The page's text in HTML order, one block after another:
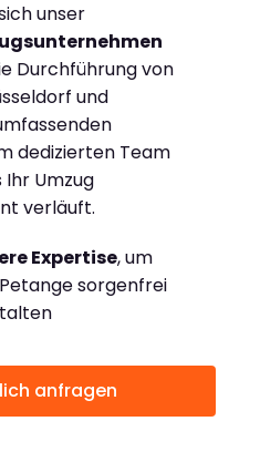
unser
Durchführung von
und
dedizierten Team
Umzug
verläuft.
Expertise, um
sorgenfrei
anfragen